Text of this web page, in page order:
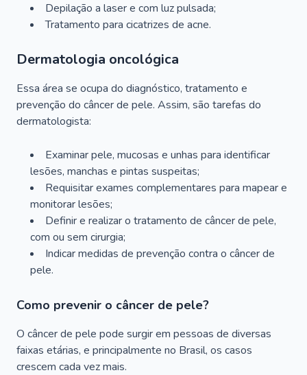
Depilação a laser e com luz pulsada;
Tratamento para cicatrizes de acne.
Dermatologia oncológica
Essa área se ocupa do diagnóstico, tratamento e
prevenção do câncer de pele. Assim, são tarefas do
dermatologista:
Examinar pele, mucosas e unhas para identificar
lesões, manchas e pintas suspeitas;
Requisitar exames complementares para mapear e
monitorar lesões;
Definir e realizar o tratamento de câncer de pele,
com ou sem cirurgia;
Indicar medidas de prevenção contra o câncer de
pele.
Como prevenir o câncer de pele?
O câncer de pele pode surgir em pessoas de diversas
faixas etárias, e principalmente no Brasil, os casos
crescem cada vez mais.